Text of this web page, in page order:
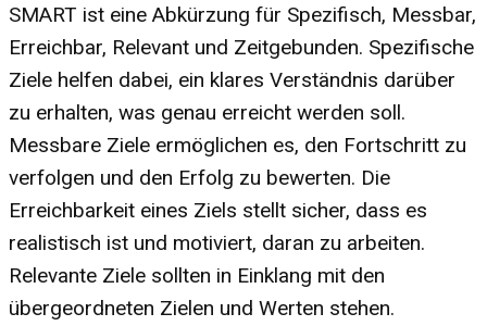
SMART ist eine Abkürzung für Spezifisch, Messbar,
Erreichbar, Relevant und Zeitgebunden. Spezifische
Ziele helfen dabei, ein klares Verständnis darüber
zu erhalten, was genau erreicht werden soll.
Messbare Ziele ermöglichen es, den Fortschritt zu
verfolgen und den Erfolg zu bewerten. Die
Erreichbarkeit eines Ziels stellt sicher, dass es
realistisch ist und motiviert, daran zu arbeiten.
Relevante Ziele sollten in Einklang mit den
übergeordneten Zielen und Werten stehen.